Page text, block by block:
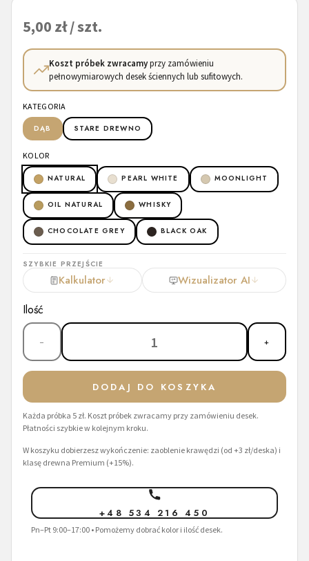
5,00 zł / szt.
Koszt próbek zwracamyprzy zamówieniu
pełnowymiarowych desek ściennych lub sufitowych.
KATEGORIA
DĄB STARE DREWNO
KOLOR
NATURAL PEARL WHITE MOONLIGHT
OIL NATURAL WHISKY
CHOCOLATE GREY BLACK OAK
SZYBKIE PRZEJŚCIE
Kalkulator Wizualizator AI
Ilość
− 1 +
DODAJ DO KOSZYKA
Każda próbka 5 zł. Koszt próbek zwracamy przy zamówieniu desek.
Płatności szybkie w kolejnym kroku.
W koszyku dobierzesz wykończenie: zaoblenie krawędzi (od +3 zł/deska) i
klasę drewna Premium (+15%).
+48 534 216 450
Pn–Pt 9:00–17:00 • Pomożemy dobrać kolor i ilość desek.